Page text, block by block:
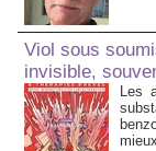
Viol sous
invisible,
Les